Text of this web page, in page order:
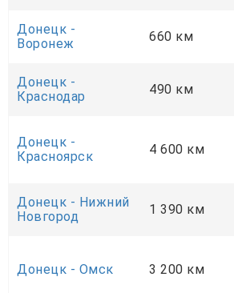
Донецк -
Воронеж
660 км
Донецк -
Краснодар
490 км
Донецк -
Красноярск
4 600 км
Донецк - Нижний
Новгород
1 390 км
Донецк - Омск 3 200 км